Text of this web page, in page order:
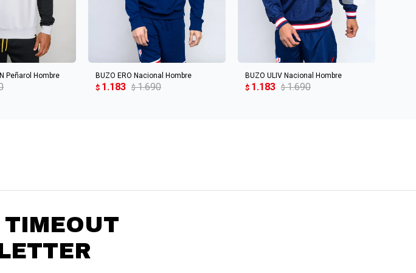
Peñarol Hombre
AL CARRITO
BUZO ERO Nacional Hombre
$ 1.183 $ 1.690
AGREGAR AL CARRITO
BUZO ULIV Nacional Hombre
$ 1.183 $ 1.690
AGREGAR AL CARRITO